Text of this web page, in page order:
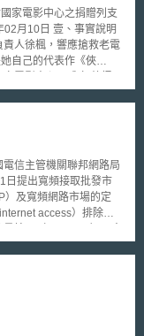
破壞其功
歧視問題。 五、AI
型之
家電影中心之捐贈列支
人徐楓，響應搶救老電
自己的代表作《俠
於財團法人國家電影中
、財團法人中央廣播電台
條第1款向財政部申請
，係優於文創法的處理
契約明文，以確保捐贈
款所稱之教育、文化、
信主管機關聯邦網路局
日提出寬頻接取批發市
）及寬頻網路市場的定
access）排除在
場力量的德國電信公司
委會後，引發了諸多爭